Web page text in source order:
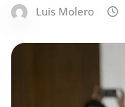
Luis Molero